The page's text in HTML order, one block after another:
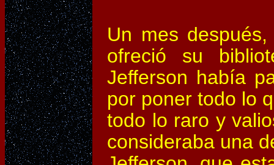
Un mes
ofreció su
Jefferson había
por poner todo lo
todo lo raro y
consideraba una